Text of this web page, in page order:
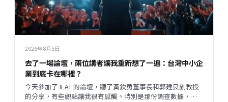
2026年8月5日
去了一場論壇，兩位講者讓我重新想了一遍：台灣中小企
業到底卡在哪裡？
今天參加了 IEAT 的論壇，聽了黃欽勇董事長和郭建良副教授
的分享，有些觀點讓我很有感觸。特別是那份調查數據，把